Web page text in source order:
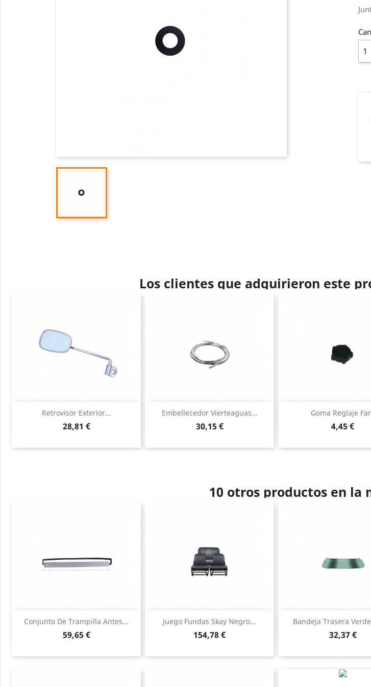
Los clientes que adquirieron este
Retrovisor Exterior...
Precio
28,81 €
Vista rápida Embellecedor Vierteaguas...
Precio
30,15 €
Vista rápida Goma Reglaje
Precio
4,45 €
Vista
10 otros productos en la
Conjunto De Trampilla Antes...
Precio
59,65 €
Vista rápida Juego Fundas Skay Negro...
Precio
154,78 €
Vista rápida Bandeja Trasera
Precio
32,37 €
Vista rápida